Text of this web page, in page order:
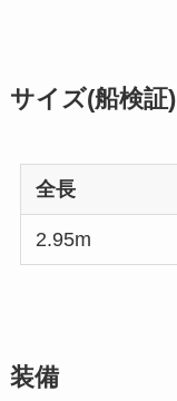
サイズ(船検証)
全長
2.95m
装備